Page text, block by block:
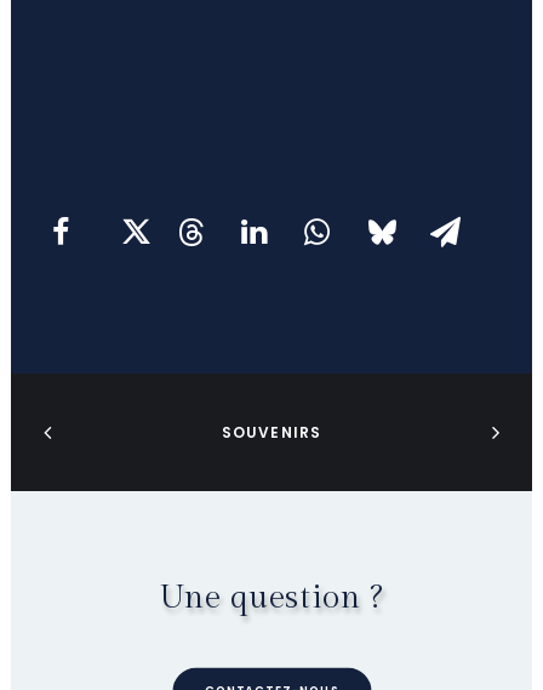
SOUVENIRS
Une question ?